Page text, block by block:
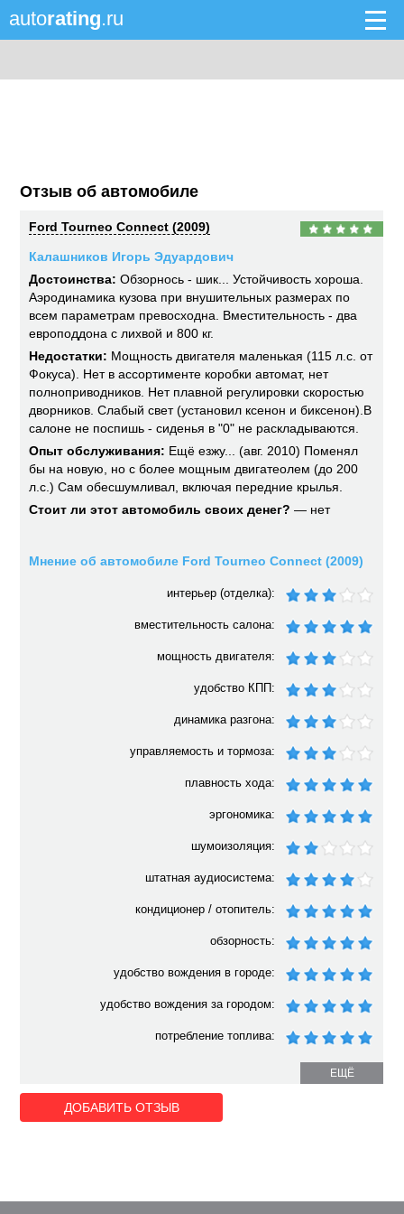
autorating.ru
Отзыв об автомобиле
Ford Tourneo Connect (2009)
Калашников Игорь Эдуардович
Достоинства: Обзорнось - шик... Устойчивость хороша.
Аэродинамика кузова при внушительных размерах по
всем параметрам превосходна. Вместительность - два
европоддона с лихвой и 800 кг.
Недостатки: Мощность двигателя маленькая (115 л.с. от
Фокуса). Нет в ассортименте коробки автомат, нет
полноприводников. Нет плавной регулировки скоростью
дворников. Слабый свет (установил ксенон и биксенон).В
салоне не поспишь - сиденья в "0" не раскладываются.
Опыт обслуживания: Ещё езжу... (авг. 2010) Поменял
бы на новую, но с более мощным двигатеолем (до 200
л.с.) Сам обесшумливал, включая передние крылья.
Стоит ли этот автомобиль своих денег? — нет
Мнение об автомобиле Ford Tourneo Connect (2009)
интерьер (отделка):
вместительность салона:
мощность двигателя:
удобство КПП:
динамика разгона:
управляемость и тормоза:
плавность хода:
эргономика:
шумоизоляция:
штатная аудиосистема:
кондиционер / отопитель:
обзорность:
удобство вождения в городе:
удобство вождения за городом:
потребление топлива:
ЕЩЁ
ДОБАВИТЬ ОТЗЫВ